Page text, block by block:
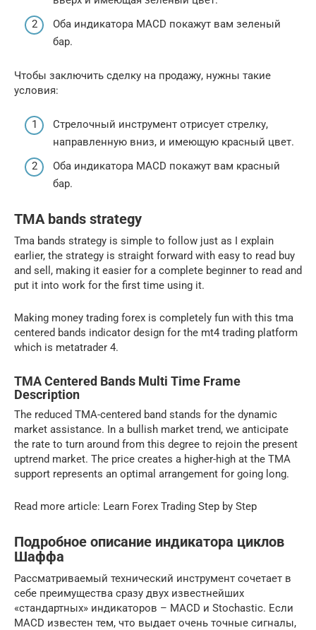
Оба индикатора MACD покажут вам зеленый
бар.
Чтобы заключить сделку на продажу, нужны такие
условия:
Стрелочный инструмент отрисует стрелку,
направленную вниз, и имеющую красный цвет.
Оба индикатора MACD покажут вам красный
бар.
TMA bands strategy
Tma bands strategy is simple to follow just as I explain
earlier, the strategy is straight forward with easy to read buy
and sell, making it easier for a complete beginner to read and
put it into work for the first time using it.
Making money trading forex is completely fun with this tma
centered bands indicator design for the mt4 trading platform
which is metatrader 4.
TMA Centered Bands Multi Time Frame
Description
The reduced TMA-centered band stands for the dynamic
market assistance. In a bullish market trend, we anticipate
the rate to turn around from this degree to rejoin the present
uptrend market. The price creates a higher-high at the TMA
support represents an optimal arrangement for going long.
Read more article: Learn Forex Trading Step by Step
Подробное описание индикатора циклов
Шаффа
Рассматриваемый технический инструмент сочетает в
себе преимущества сразу двух известнейших
«стандартных» индикаторов – MACD и Stochastic. Если
MACD известен тем, что выдает очень точные сигналы,